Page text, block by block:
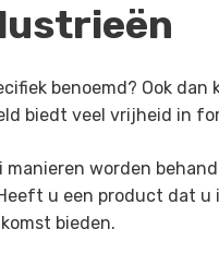
benoemd? Ook
biedt veel vrijheid in
manieren worden
u een product dat
bieden.